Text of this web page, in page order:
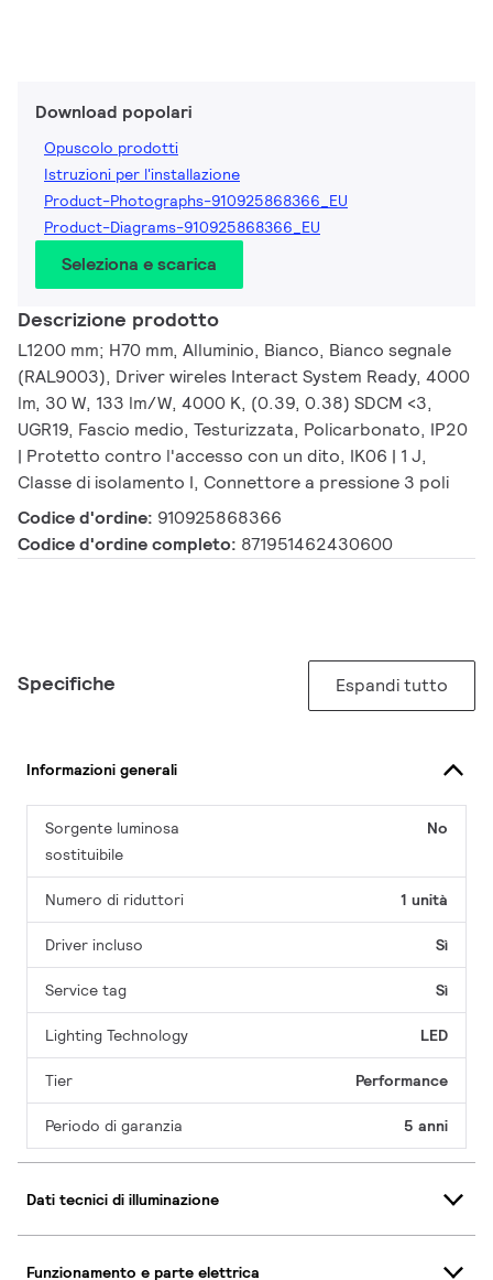
Download popolari
Opuscolo prodotti
Istruzioni per l'installazione
Product-Photographs-910925868366_EU
Product-Diagrams-910925868366_EU
Seleziona e scarica
Descrizione prodotto
L1200 mm; H70 mm, Alluminio, Bianco, Bianco segnale
(RAL9003), Driver wireles Interact System Ready, 4000
lm, 30 W, 133 lm/W, 4000 K, (0.39, 0.38) SDCM <3,
UGR19, Fascio medio, Testurizzata, Policarbonato, IP20
| Protetto contro l'accesso con un dito, IK06 | 1 J,
Classe di isolamento I, Connettore a pressione 3 poli
Codice d'ordine: 910925868366
Codice d'ordine completo: 871951462430600
Specifiche Espandi tutto
Informazioni generali
Sorgente luminosa
sostituibile
No
Numero di riduttori 1 unità
Driver incluso Sì
Service tag Sì
Lighting Technology LED
Tier Performance
Periodo di garanzia 5 anni
Dati tecnici di illuminazione
Funzionamento e parte elettrica